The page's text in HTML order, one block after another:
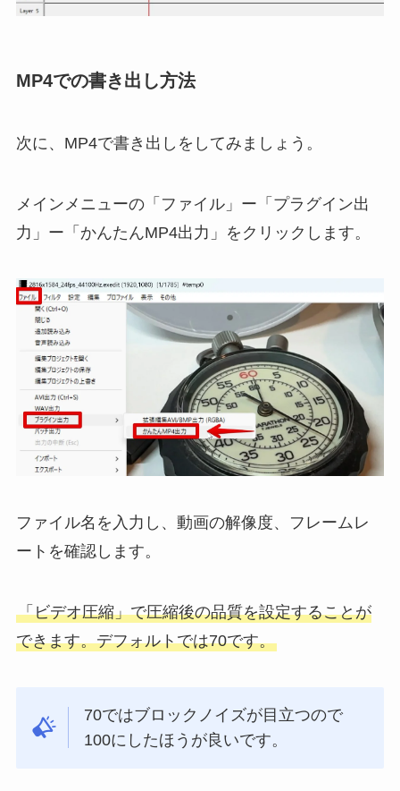
MP4での書き出し方法
次に、MP4で書き出しをしてみましょう。
メインメニューの「ファイル」ー「プラグイン出
力」ー「かんたんMP4出力」をクリックします。
ファイル名を入力し、動画の解像度、フレームレ
ートを確認します。
「ビデオ圧縮」で圧縮後の品質を設定することが
できます。デフォルトでは70です。
70ではブロックノイズが目立つので
100にしたほうが良いです。